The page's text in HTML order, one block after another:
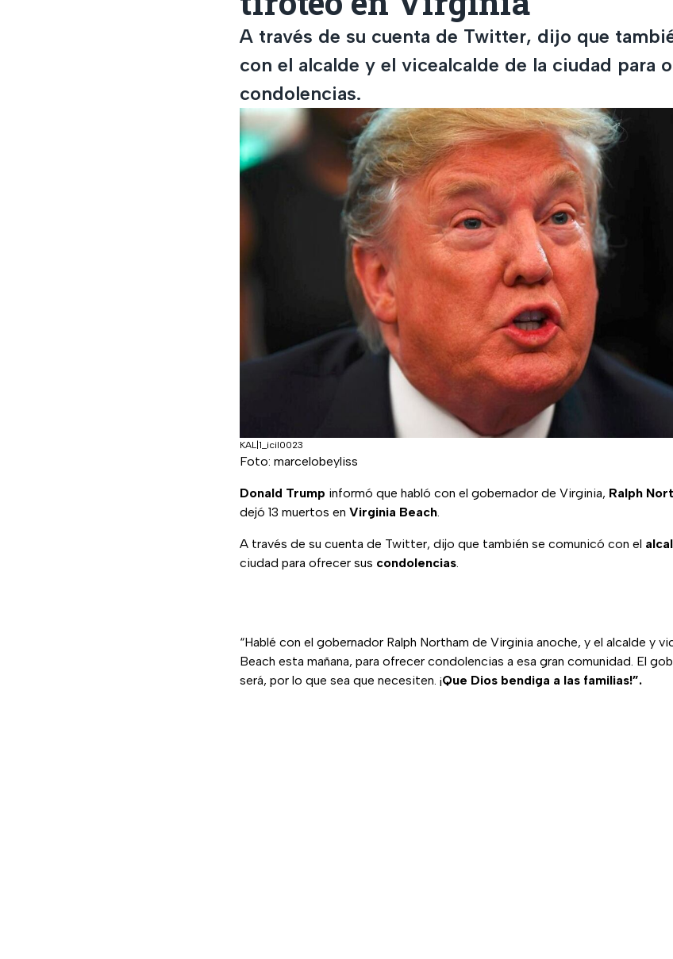
A través de su cuenta de Twitter, dijo que
con el alcalde y el vicealcalde de la ciudad para
condolencias.
KAL|1_icil0023
Foto: marcelobeyliss
Donald Trump informó que habló con el gobernador de Virginia, Ralph
dejó 13 muertos en Virginia Beach.
A través de su cuenta de Twitter, dijo que también se comunicó con el
ciudad para ofrecer sus condolencias.
“Hablé con el gobernador Ralph Northam de Virginia anoche, y el alcalde y
Beach esta mañana, para ofrecer condolencias a esa gran comunidad. El
será, por lo que sea que necesiten. ¡Que Dios bendiga a las familias!”.